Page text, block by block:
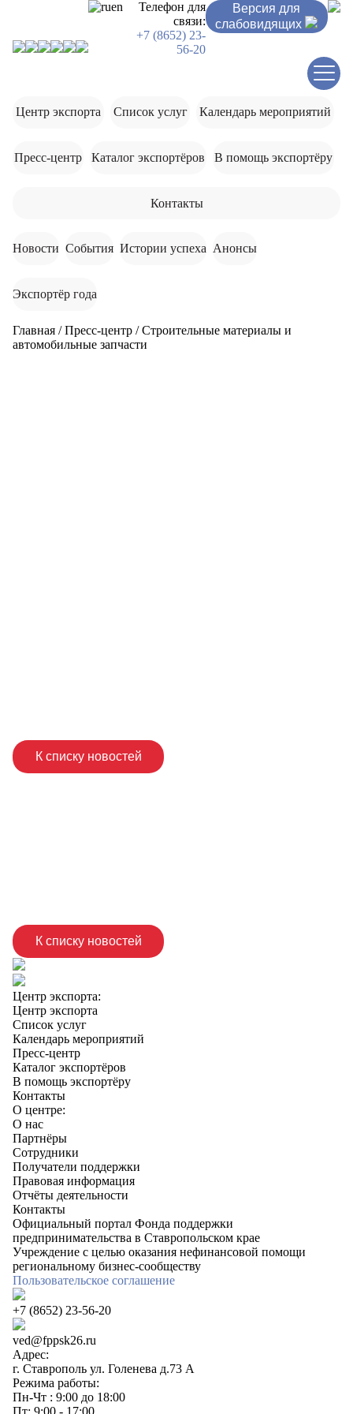
ruen
Телефон для
связи:
+7 (8652) 23-
56-20
Версия для
слабовидящих
Центр экспорта Список услуг Календарь мероприятий
Пресс-центр Каталог экспортёров В помощь экспортёру
Контакты
Новости События Истории успеха Анонсы
Экспортёр года
Главная /Пресс-центр /Строительные материалы и
автомобильные запчасти
К списку новостей
К списку новостей
Центр экспорта:
Центр экспорта
Список услуг
Календарь мероприятий
Пресс-центр
Каталог экспортёров
В помощь экспортёру
Контакты
О центре:
О нас
Партнёры
Сотрудники
Получатели поддержки
Правовая информация
Отчёты деятельности
Контакты
Официальный портал Фонда поддержки
предпринимательства в Ставропольском крае
Учреждение с целью оказания нефинансовой помощи
региональному бизнес-сообществу
Пользовательское соглашение
+7 (8652) 23-56-20
ved@fppsk26.ru
Адрес:
г. Ставрополь ул. Голенева д.73 A
Режима работы:
Пн-Чт : 9:00 до 18:00
Пт: 9:00 - 17:00